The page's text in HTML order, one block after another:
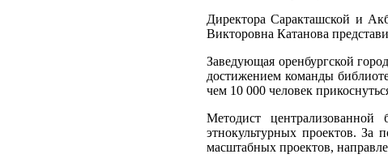
Директора Саракташской и
Викторовна Катанова
Заведующая оренбургской
достижением команды
чем 10 000 человек
Методист
этнокультурных проектов. За
масштабных проектов,